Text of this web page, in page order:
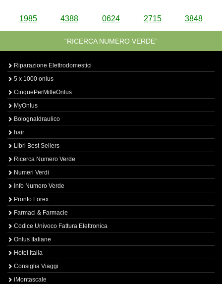
1985 4388 0624 2715 3848
“RICERCA NUMERO VERDE”
Riparazione Elettrodomestici
5 x 1000 onlus
CinquePerMilleOnlus
MyOnlus
BolognaIdraulico
hair
Libri Best Sellers
Ricerca Numero Verde
Numeri Verdi
Info Numero Verde
Pronto Forex
Farmaci & Farmacie
Codice Univoco Fattura Elettronica
Onlus Italiane
Hotel Italia
Consiglia Viaggi
iMontascale